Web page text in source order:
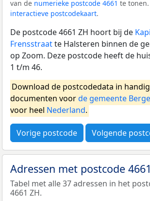
van de numerieke postcode 4661 te
interactieve postcodekaart.
De postcode 4661 ZH hoort bij de
Frensstraatte Halsteren binnen de
op Zoom. Deze postcode heeft de
1 t/m 46.
Download de postcodedata in
documenten voorde gemeente
voor heel Nederland.
Vorige postcode Volgende
Adressen met postcode
Tabel met alle 37 adressen in het
4661 ZH.